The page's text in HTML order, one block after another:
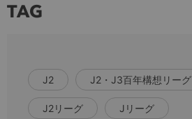
TAG
J2 J2・J3百年構想リーグ
J2リーグ Jリーグ